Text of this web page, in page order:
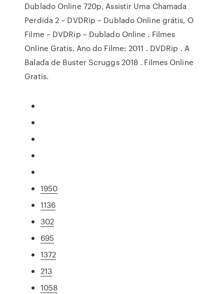
Dublado Online 720p, Assistir Uma Chamada
Perdida 2 – DVDRip – Dublado Online grátis, O
Filme – DVDRip – Dublado Online . Filmes
Online Gratis. Ano do Filme: 2011 . DVDRip . A
Balada de Buster Scruggs 2018 . Filmes Online
Gratis.
1950
1136
302
695
1372
213
1058